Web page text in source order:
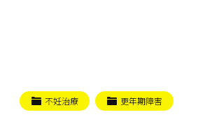
不妊治療 更年期障害